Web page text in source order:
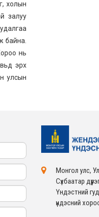
холын
залуу
байна.
нь
эрх
улсын
Монгол улс,
Сүхбаатар
Үндэстний
үндэсний